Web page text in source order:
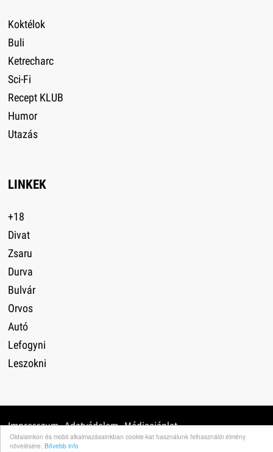
Oldalainkon és mobil alkalmazásainkban cookie-kat használunk felhasználói élmény
növelésére. Bővebb info
Koktélok
Buli
Ketrecharc
Sci-Fi
Recept KLUB
Humor
Utazás
LINKEK
+18
Divat
Zsaru
Durva
Bulvár
Orvos
Autó
Lefogyni
Leszokni
Impresszum·Adatvédelem·Médiaajánlat·